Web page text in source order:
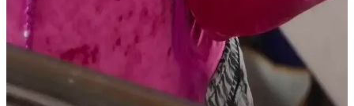
Mat Ruj Kullanarak Kaşlarda Canlı Renk ve
Yaratıcı Şekillendirme Teknikleri
Mat rujlar, kaşlarda canlı renkler ve doğal görünüm sağlar. Pudra ile
sabitleme, kalıcılığı artırır. Kuyruk kısmı şekillendirme gibi yaratıcı
tekniklerle kişisel ifade güçlenir.